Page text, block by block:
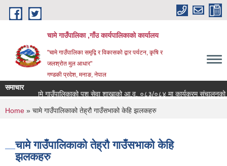
Skip to main content
चामे गाउँपालिका ,गाँउ कार्यपालिकाको कार्यालय
"चामे गाउँपालिका समृद्वि र विकासको द्वार पर्यटन, कृषि र
जलश्रोत मुल आधार"
गण्डकी प्रदेश, मनाङ, नेपाल
समाचार
चामे गाउँपालिकाको पशु सेवा शाखाको आ.व. ०८३/०८४ मा कार्यक्रम संचालनको लागि
You are here
Home » चामे गाउँपालिकाको तेह्रौ गाउँसभाको केहि झलकहरु
चामे गाउँपालिकाको तेह्रौ गाउँसभाको केहि
झलकहरु